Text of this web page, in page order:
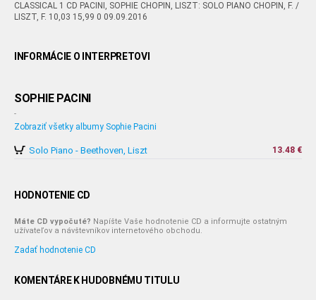
CLASSICAL 1 CD PACINI, SOPHIE CHOPIN, LISZT: SOLO PIANO CHOPIN, F. /
LISZT, F. 10,03 15,99 0 09.09.2016
INFORMÁCIE O INTERPRETOVI
SOPHIE PACINI
-
Zobraziť všetky albumy Sophie Pacini
Solo Piano - Beethoven, Liszt 13.48 €
HODNOTENIE CD
Máte CD vypočuté? Napíšte Vaše hodnotenie CD a informujte ostatným
užívateľov a návštevníkov internetového obchodu.
Zadať hodnotenie CD
KOMENTÁRE K HUDOBNÉMU TITULU